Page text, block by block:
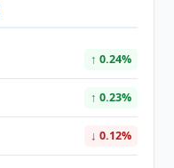
↑ 0.24%
↑ 0.23%
↓ 0.12%